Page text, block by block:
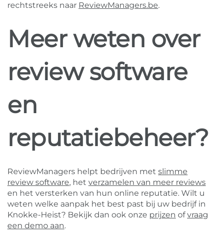
rechtstreeks naar ReviewManagers.be.
Meer weten over
review software
en
reputatiebeheer?
ReviewManagers helpt bedrijven met slimme
review software, het verzamelen van meer reviews
en het versterken van hun online reputatie. Wilt u
weten welke aanpak het best past bij uw bedrijf in
Knokke-Heist? Bekijk dan ook onze prijzen ofvraag
een demo aan.